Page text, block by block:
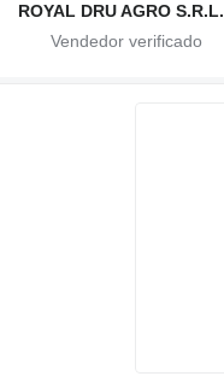
ROYAL DRU AGRO S.R.L.